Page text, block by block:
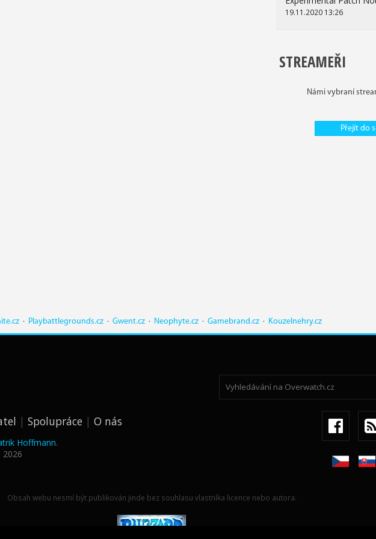
19.11.2020 13:26
STREAMEŘI
Námi vybraní
Přejít do
· Playbattlegrounds.cz · Gwent.cz · Neophyte.cz · Gamebrand.cz · Kouzelnehry.cz
Spolupráce O nás
Hoffmann.
2026
Obsah webu nesmí být publikován jinde bez souhlasu vlastníka licence nebo autora.